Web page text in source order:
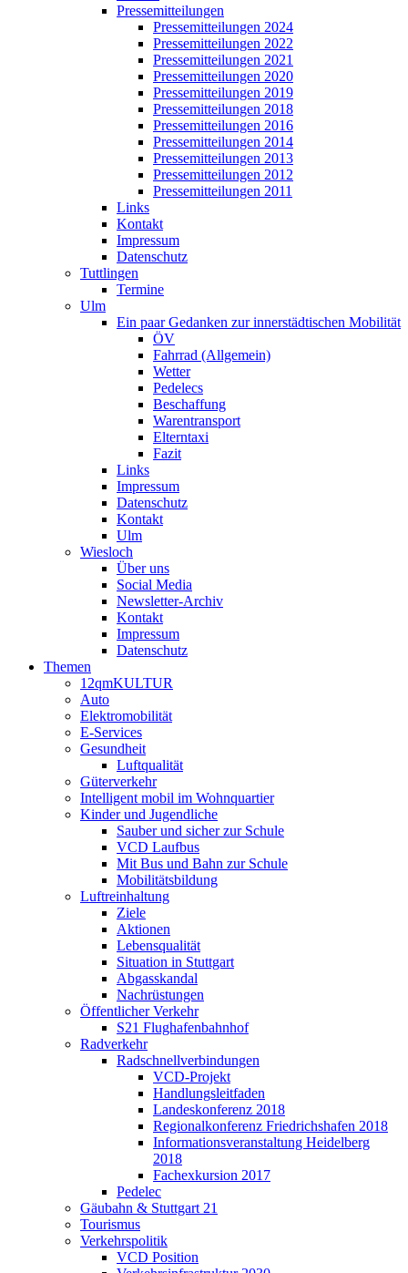
Pressemitteilungen
Pressemitteilungen 2024
Pressemitteilungen 2022
Pressemitteilungen 2021
Pressemitteilungen 2020
Pressemitteilungen 2019
Pressemitteilungen 2018
Pressemitteilungen 2016
Pressemitteilungen 2014
Pressemitteilungen 2013
Pressemitteilungen 2012
Pressemitteilungen 2011
Links
Kontakt
Impressum
Datenschutz
Tuttlingen
Termine
Ulm
Ein paar Gedanken zur innerstädtischen Mobilität
ÖV
Fahrrad (Allgemein)
Wetter
Pedelecs
Beschaffung
Warentransport
Elterntaxi
Fazit
Links
Impressum
Datenschutz
Kontakt
Ulm
Wiesloch
Über uns
Social Media
Newsletter-Archiv
Kontakt
Impressum
Datenschutz
Themen
12qmKULTUR
Auto
Elektromobilität
E-Services
Gesundheit
Luftqualität
Güterverkehr
Intelligent mobil im Wohnquartier
Kinder und Jugendliche
Sauber und sicher zur Schule
VCD Laufbus
Mit Bus und Bahn zur Schule
Mobilitätsbildung
Luftreinhaltung
Ziele
Aktionen
Lebensqualität
Situation in Stuttgart
Abgasskandal
Nachrüstungen
Öffentlicher Verkehr
S21 Flughafenbahnhof
Radverkehr
Radschnellverbindungen
VCD-Projekt
Handlungsleitfaden
Landeskonferenz 2018
Regionalkonferenz Friedrichshafen 2018
Informationsveranstaltung Heidelberg
2018
Fachexkursion 2017
Pedelec
Gäubahn & Stuttgart 21
Tourismus
Verkehrspolitik
VCD Position